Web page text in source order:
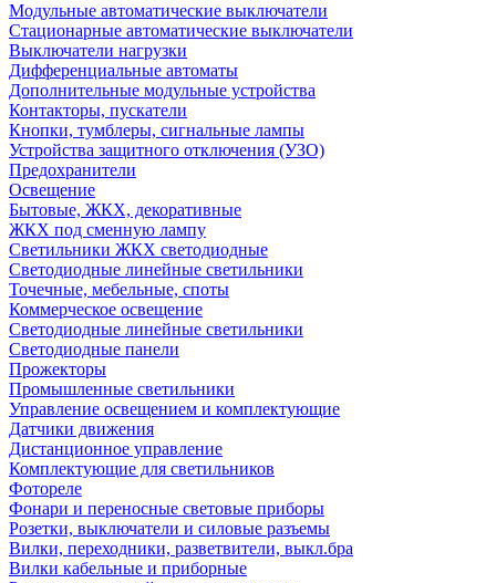
Модульные автоматические выключатели
Стационарные автоматические выключатели
Выключатели нагрузки
Дифференциальные автоматы
Дополнительные модульные устройства
Контакторы, пускатели
Кнопки, тумблеры, сигнальные лампы
Устройства защитного отключения (УЗО)
Предохранители
Освещение
Бытовые, ЖКХ, декоративные
ЖКХ под сменную лампу
Светильники ЖКХ светодиодные
Светодиодные линейные светильники
Точечные, мебельные, споты
Коммерческое освещение
Светодиодные линейные светильники
Светодиодные панели
Прожекторы
Промышленные светильники
Управление освещением и комплектующие
Датчики движения
Дистанционное управление
Комплектующие для светильников
Фотореле
Фонари и переносные световые приборы
Розетки, выключатели и силовые разъемы
Вилки, переходники, разветвители, выкл.бра
Вилки кабельные и приборные